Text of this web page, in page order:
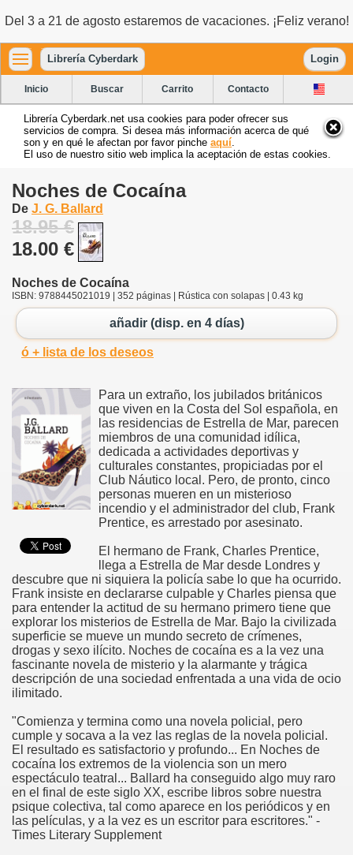
Del 3 a 21 de agosto estaremos de vacaciones. ¡Feliz verano!
Librería Cyberdark Login
Inicio Buscar Carrito Contacto
Librería Cyberdark.net usa cookies para poder ofrecer sus
servicios de compra. Si desea más información acerca de qué
son y en qué le afectan por favor pinche aquí
El uso de nuestro sitio web implica la aceptación de estas cookies.
Noches de Cocaína
De J. G. Ballard
18.95 €
18.00 €
Noches de Cocaína
ISBN: 9788445021019 | 352 páginas | Rústica con solapas | 0.43 kg
añadir (disp. en 4 días)
ó + lista de los deseos
Para un extraño, los jubilados británicos
que viven en la Costa del Sol española, en
las residencias de Estrella de Mar, parecen
miembros de una comunidad idílica,
dedicada a actividades deportivas y
culturales constantes, propiciadas por el
Club Náutico local. Pero, de pronto, cinco
personas mueren en un misterioso
incendio y el administrador del club, Frank
Prentice, es arrestado por asesinato.
El hermano de Frank, Charles Prentice,
llega a Estrella de Mar desde Londres y
descubre que ni siquiera la policía sabe lo que ha ocurrido.
Frank insiste en declararse culpable y Charles piensa que
para entender la actitud de su hermano primero tiene que
explorar los misterios de Estrella de Mar. Bajo la civilizada
superficie se mueve un mundo secreto de crímenes,
drogas y sexo ilícito. Noches de cocaína es a la vez una
fascinante novela de misterio y la alarmante y trágica
descripción de una sociedad enfrentada a una vida de ocio
ilimitado.
"Comienza y termina como una novela policial, pero
cumple y socava a la vez las reglas de la novela policial.
El resultado es satisfactorio y profundo... En Noches de
cocaína los extremos de la violencia son un mero
espectáculo teatral... Ballard ha conseguido algo muy raro
en el final de este siglo XX, escribe libros sobre nuestra
psique colectiva, tal como aparece en los periódicos y en
las películas, y a la vez es un escritor para escritores." -
Times Literary Supplement